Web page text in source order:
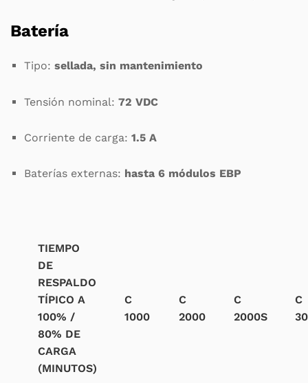
Batería
Tipo: sellada, sin mantenimiento
Tensión nominal: 72 VDC
Corriente de carga: 1.5 A
Baterías externas: hasta 6 módulos EBP
TIEMPO
DE
RESPALDO
TÍPICO A
100% /
80% DE
CARGA
(MINUTOS)
C
1000
C
2000
C
2000S
C